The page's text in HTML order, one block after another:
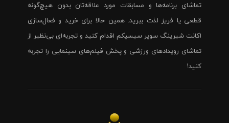
تماشای برنامه‌ها و مسابقات مورد علاقه‌تان بدون هیچ‌گونه
قطعی یا فریز لذت ببرید. همین حالا برای خرید و فعال‌سازی
اکانت شیرینگ سوپر سیسیکم اقدام کنید و تجربه‌ای بی‌نظیر از
تماشای رویدادهای ورزشی و پخش فیلم‌های سینمایی را تجربه
کنید!